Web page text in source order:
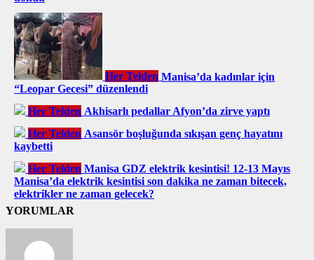
Her Telden Manisa’da kadınlar için
“Leopar Gecesi” düzenlendi
Her Telden Akhisarlı pedallar Afyon’da zirve yaptı
Her Telden Asansör boşluğunda sıkışan genç hayatını
kaybetti
Her Telden Manisa GDZ elektrik kesintisi! 12-13 Mayıs
Manisa’da elektrik kesintisi son dakika ne zaman bitecek,
elektrikler ne zaman gelecek?
YORUMLAR